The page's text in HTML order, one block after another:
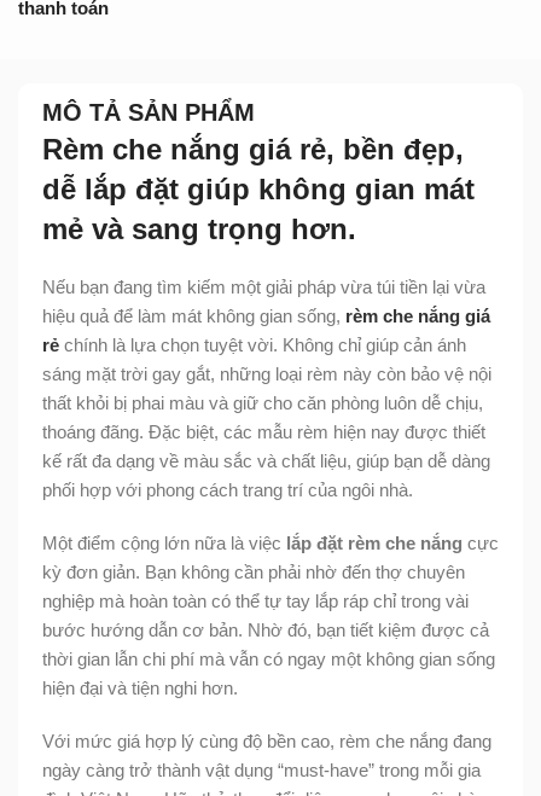
thanh toán
MÔ TẢ SẢN PHẨM
Rèm che nắng giá rẻ, bền đẹp,
dễ lắp đặt giúp không gian mát
mẻ và sang trọng hơn.
Nếu bạn đang tìm kiếm một giải pháp vừa túi tiền lại vừa
hiệu quả để làm mát không gian sống, rèm che nắng giá
rẻ chính là lựa chọn tuyệt vời. Không chỉ giúp cản ánh
sáng mặt trời gay gắt, những loại rèm này còn bảo vệ nội
thất khỏi bị phai màu và giữ cho căn phòng luôn dễ chịu,
thoáng đãng. Đặc biệt, các mẫu rèm hiện nay được thiết
kế rất đa dạng về màu sắc và chất liệu, giúp bạn dễ dàng
phối hợp với phong cách trang trí của ngôi nhà.
Một điểm cộng lớn nữa là việc lắp đặt rèm che nắng cực
kỳ đơn giản. Bạn không cần phải nhờ đến thợ chuyên
nghiệp mà hoàn toàn có thể tự tay lắp ráp chỉ trong vài
bước hướng dẫn cơ bản. Nhờ đó, bạn tiết kiệm được cả
thời gian lẫn chi phí mà vẫn có ngay một không gian sống
hiện đại và tiện nghi hơn.
Với mức giá hợp lý cùng độ bền cao, rèm che nắng đang
ngày càng trở thành vật dụng “must-have” trong mỗi gia